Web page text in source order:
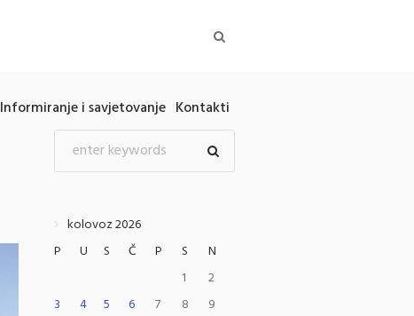
Informiranje i savjetovanje Kontakti
kolovoz 2026
P
U S Č P S
N
1
2
3
4 5 6 7 8
9